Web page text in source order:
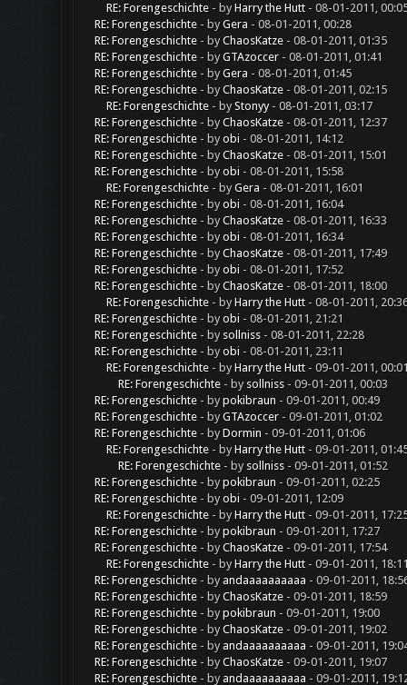
RE: Forengeschichte - byHarry the Hutt- 08-01-2011,
RE: Forengeschichte - byGera - 08-01-2011, 00:28
RE: Forengeschichte - byChaosKatze- 08-01-2011, 01:35
RE: Forengeschichte - byGTAzoccer- 08-01-2011, 01:41
RE: Forengeschichte - byGera - 08-01-2011, 01:45
RE: Forengeschichte - byChaosKatze- 08-01-2011, 02:15
RE: Forengeschichte - byStonyy- 08-01-2011, 03:17
RE: Forengeschichte - byChaosKatze- 08-01-2011, 12:37
RE: Forengeschichte - byobi- 08-01-2011, 14:12
RE: Forengeschichte - byChaosKatze- 08-01-2011, 15:01
RE: Forengeschichte - byobi- 08-01-2011, 15:58
RE: Forengeschichte - byGera - 08-01-2011, 16:01
RE: Forengeschichte - byobi- 08-01-2011, 16:04
RE: Forengeschichte - byChaosKatze- 08-01-2011, 16:33
RE: Forengeschichte - byobi- 08-01-2011, 16:34
RE: Forengeschichte - byChaosKatze- 08-01-2011, 17:49
RE: Forengeschichte - byobi- 08-01-2011, 17:52
RE: Forengeschichte - byChaosKatze- 08-01-2011, 18:00
RE: Forengeschichte - byHarry the Hutt- 08-01-2011,
RE: Forengeschichte - byobi- 08-01-2011, 21:21
RE: Forengeschichte - by sollniss- 08-01-2011, 22:28
RE: Forengeschichte - byobi- 08-01-2011, 23:11
RE: Forengeschichte - byHarry the Hutt- 09-01-2011, 00:01
RE: Forengeschichte - by sollniss- 09-01-2011, 00:03
RE: Forengeschichte - bypokibraun - 09-01-2011, 00:49
RE: Forengeschichte - byGTAzoccer- 09-01-2011, 01:02
RE: Forengeschichte - byDormin - 09-01-2011, 01:06
RE: Forengeschichte - byHarry the Hutt- 09-01-2011,
RE: Forengeschichte - by sollniss- 09-01-2011, 01:52
RE: Forengeschichte - bypokibraun - 09-01-2011, 02:25
RE: Forengeschichte - byobi- 09-01-2011, 12:09
RE: Forengeschichte - byHarry the Hutt- 09-01-2011,
RE: Forengeschichte - bypokibraun - 09-01-2011, 17:27
RE: Forengeschichte - byChaosKatze- 09-01-2011, 17:54
RE: Forengeschichte - byHarry the Hutt- 09-01-2011, 18:11
RE: Forengeschichte - byandaaaaaaaaaa - 09-01-2011,
RE: Forengeschichte - byChaosKatze- 09-01-2011, 18:59
RE: Forengeschichte - bypokibraun - 09-01-2011, 19:00
RE: Forengeschichte - byChaosKatze- 09-01-2011, 19:02
RE: Forengeschichte - byandaaaaaaaaaa - 09-01-2011,
RE: Forengeschichte - byChaosKatze- 09-01-2011, 19:07
RE: Forengeschichte - byandaaaaaaaaaa - 09-01-2011,